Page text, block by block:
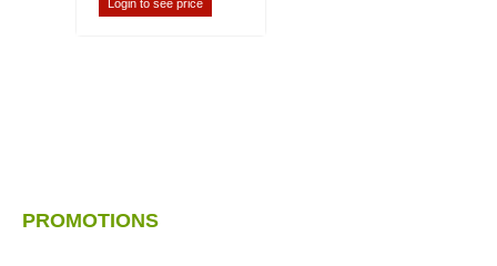
PROMOTIONS
Login to see price